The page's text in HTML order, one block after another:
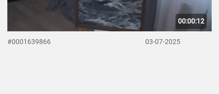
00:00:12
#0001639866 03-07-2025